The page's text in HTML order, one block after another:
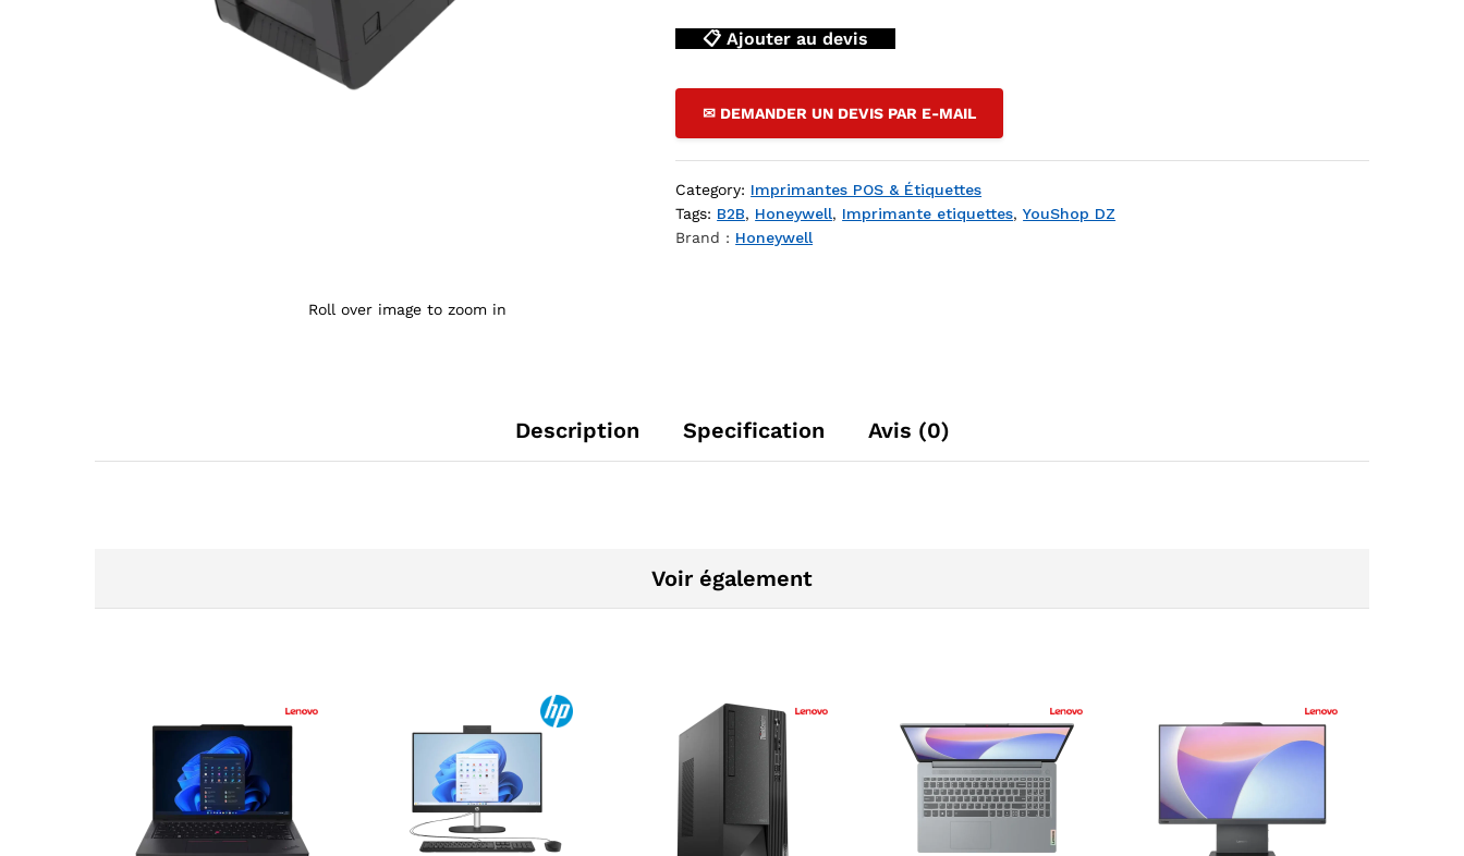
Agrandir l’image : Imprimante d'etiquettes Honeywell PC42E-T - transfert thermique 203 dpi, USB + Ethernet — YouShop DZ
Roll over image to zoom in
📋 Ajouter au devis
✉ DEMANDER UN DEVIS PAR E-MAIL
Category: Imprimantes POS & Étiquettes
Tags: B2B, Honeywell, Imprimante etiquettes,YouShop DZ
Brand : Honeywell
Description Specification Avis (0)
Voir également